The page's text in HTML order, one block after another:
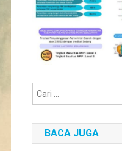
BACA JUGA